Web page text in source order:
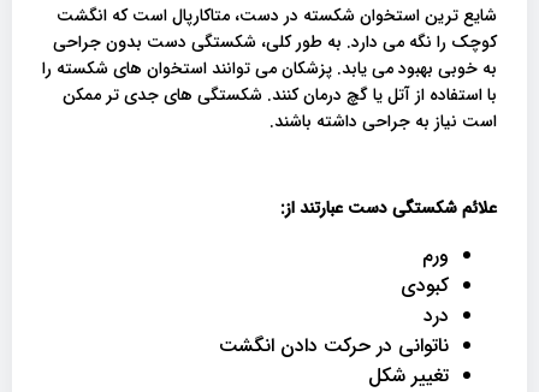
شایع ترین استخوان شکسته در دست، متاکارپال است که انگشت
کوچک را نگه می دارد. به طور کلی، شکستگی دست بدون جراحی
به خوبی بهبود می یابد. پزشکان می توانند استخوان های شکسته را
با استفاده از آتل یا گچ درمان کنند. شکستگی های جدی تر ممکن
است نیاز به جراحی داشته باشند.
علائم شکستگی دست عبارتند از:
ورم
کبودی
درد
ناتوانی در حرکت دادن انگشت
تغییر شکل